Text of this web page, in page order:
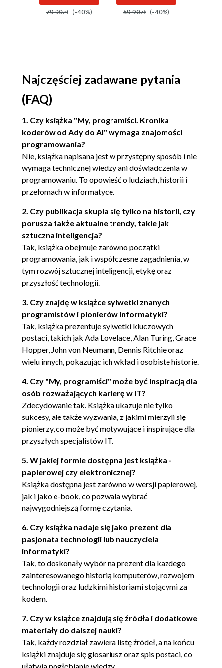
różnicowej 2
KOMPUTEROWI
Burzowe chmury
John von Neumann
Alan Turing
Architektura Turinga-von
Neumanna
Maszyna Turinga
Podróż von Neumanna
ROZDZIAŁ 4. GRACE HOPPER - PIERWSZY
INŻYNIER OPROGRAMOWANIA
Wojna i lato 1944 roku
Dyscyplina (1944 - 1945)
Podprogramy (1944 - 1946)
Sympozjum (1947)
UNIVAC (1949 - 1951)
Sortowanie i początki kompilatorów
Alkohol (około 1949)
Kompilatory (1951 - 1952)
Kompilatory typu A
Języki (1953 - 1956)
Moja refleksja na temat COBOL-a
Niewątpliwy sukces
Źródła
ROZDZIAŁ 5. JOHN BACKUS I PIERWSZY JĘZYK
WYSOKOPOZIOMOWY
Hipnotyzujące kolorowe światełka
Speedcoding i 701
Potrzeba prędkości
Podział pracy
Moja refleksja na temat
FORTRAN-u
ALGOL i cała reszta
ROZDZIAŁ 6. EDSGER DIJKSTRA - PIERWSZY
INFORMATYK
ARMAC (1955 - 1958)
Algorytm Dijkstry -
najkrótsza ścieżka
ALGOL i X1 (1958 - 1962)
zastosowań.
Wydanie IV
79.00zł (-40%) 59.90zł (-40%)
Najczęściej zadawane pytania
(FAQ)
1. Czy książka "My, programiści. Kronika
koderów od Ady do AI" wymaga znajomości
programowania?
Nie, książka napisana jest w przystępny sposób i nie
wymaga technicznej wiedzy ani doświadczenia w
programowaniu. To opowieść o ludziach, historii i
przełomach w informatyce.
2. Czy publikacja skupia się tylko na historii, czy
porusza także aktualne trendy, takie jak
sztuczna inteligencja?
Tak, książka obejmuje zarówno początki
programowania, jak i współczesne zagadnienia, w
tym rozwój sztucznej inteligencji, etykę oraz
przyszłość technologii.
3. Czy znajdę w książce sylwetki znanych
programistów i pionierów informatyki?
Tak, książka prezentuje sylwetki kluczowych
postaci, takich jak Ada Lovelace, Alan Turing, Grace
Hopper, John von Neumann, Dennis Ritchie oraz
wielu innych, pokazując ich wkład i osobiste historie.
4. Czy "My, programiści" może być inspiracją dla
osób rozważających karierę w IT?
Zdecydowanie tak. Książka ukazuje nie tylko
sukcesy, ale także wyzwania, z jakimi mierzyli się
pionierzy, co może być motywujące i inspirujące dla
przyszłych specjalistów IT.
5. W jakiej formie dostępna jest książka -
papierowej czy elektronicznej?
Książka dostępna jest zarówno w wersji papierowej,
jak i jako e-book, co pozwala wybrać
najwygodniejszą formę czytania.
6. Czy książka nadaje się jako prezent dla
pasjonata technologii lub nauczyciela
informatyki?
Tak, to doskonały wybór na prezent dla każdego
zainteresowanego historią komputerów, rozwojem
technologii oraz ludzkimi historiami stojącymi za
kodem.
7. Czy w książce znajdują się źródła i dodatkowe
materiały do dalszej nauki?
Tak, każdy rozdział zawiera listę źródeł, a na końcu
książki znajduje się glosariusz oraz spis postaci, co
ułatwia pogłębianie wiedzy.